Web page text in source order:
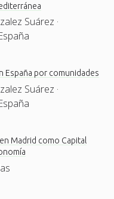
Suárez ·
España por comunidades
Suárez ·
Madrid como Capital